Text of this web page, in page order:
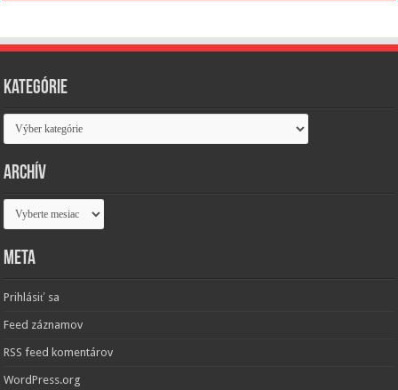
Kategórie
Kategórie
Archív
Archív
Meta
Prihlásiť sa
Feed záznamov
RSS feed komentárov
WordPress.org